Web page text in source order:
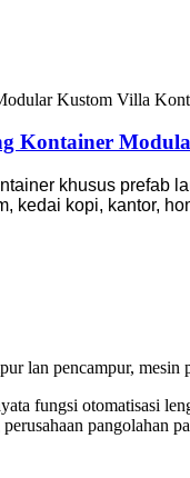
Kontainer
khusus
kedai kopi, kantor,
lan pencampur, mesin
fungsi otomatisasi
pangolahan